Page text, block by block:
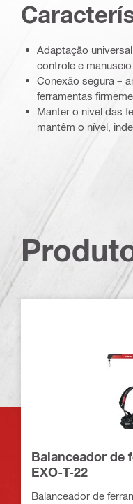
Adaptação
controle e manuseio
Conexão segura –
ferramentas
Manter o nível das
mantêm o nível,
Balanceador de
EXO-T-22
Balanceador de